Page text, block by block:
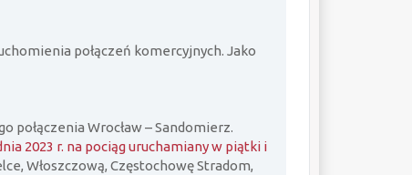
połączeń komercyjnych. Jako
Wrocław – Sandomierz.
2023 r. na pociąg uruchamiany w piątki i
Włoszczową, Częstochowę Stradom,